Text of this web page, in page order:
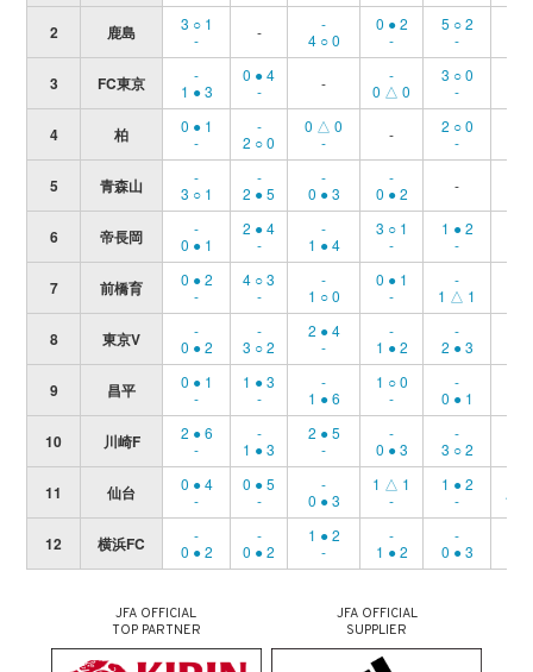
2 鹿島
3 ○ 1
-
-
-
4 ○ 0
0 ● 2
-
5 ○ 2
-
3 FC東京
-
1 ● 3
0 ● 4
-
-
-
0 △ 0
3 ○ 0
-
4 柏
0 ● 1
-
-
2 ○ 0
0 △ 0
-
-
2 ○ 0
-
5 青森山
-
3 ○ 1
-
2 ● 5
-
0 ● 3
-
0 ● 2
-
6 帝長岡
-
0 ● 1
2 ● 4
-
-
1 ● 4
3 ○ 1
-
1 ● 2
-
7 前橋育
0 ● 2
-
4 ○ 3
-
-
1 ○ 0
0 ● 1
-
-
1 △ 1
8 東京V
-
0 ● 2
-
3 ○ 2
2 ● 4
-
-
1 ● 2
-
2 ● 3
9 昌平
0 ● 1
-
1 ● 3
-
-
1 ● 6
1 ○ 0
-
-
0 ● 1
10 川崎F
2 ● 6
-
-
1 ● 3
2 ● 5
-
-
0 ● 3
-
3 ○ 2
11 仙台
0 ● 4
-
0 ● 5
-
-
0 ● 3
1 △ 1
-
1 ● 2
-
1 ●
12 横浜FC
-
0 ● 2
-
0 ● 2
1 ● 2
-
-
1 ● 2
-
0 ● 3
JFA OFFICIAL
TOP PARTNER
JFA OFFICIAL
SUPPLIER